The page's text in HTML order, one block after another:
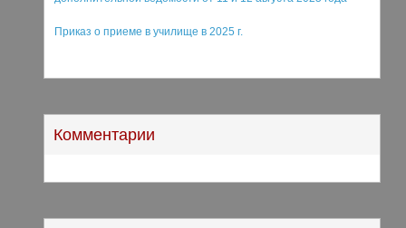
Приказ о приеме в училище в 2025 г.
Комментарии